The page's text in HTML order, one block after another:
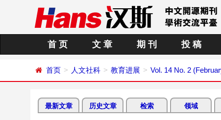
首 页 文 章 期 刊 投 稿
首页 人文社科 教育进展 Vol. 14 No. 2
最新文章 历史文章 检索 领域